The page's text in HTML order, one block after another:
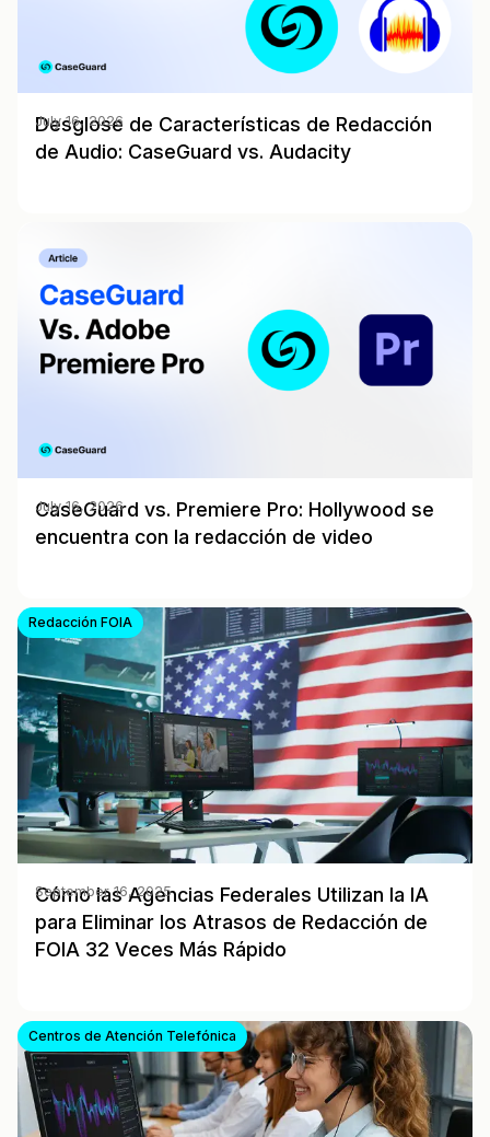
Desglose de Características de Redacción
de Audio: CaseGuard vs. Audacity
July 16, 2026
CaseGuard vs. Premiere Pro: Hollywood se
encuentra con la redacción de video
July 16, 2026
Redacción FOIA
Cómo las Agencias Federales Utilizan la IA
para Eliminar los Atrasos de Redacción de
FOIA 32 Veces Más Rápido
September 16, 2025
Centros de Atención Telefónica